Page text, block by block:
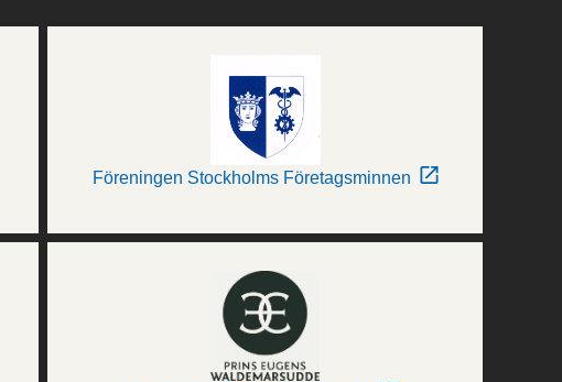
Föreningen Stockholms Företagsminnen